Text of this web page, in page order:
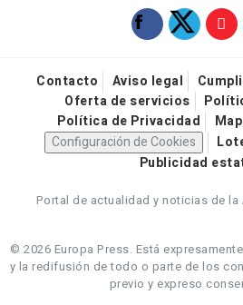
Contacto Aviso legal
Oferta de servicios
Política de Privacidad
Configuración de Cookies
Publicidad
Portal de actualidad y noticias de la
© 2026 Europa Press. Está
y la redifusión de todo o parte de los
previo y expreso